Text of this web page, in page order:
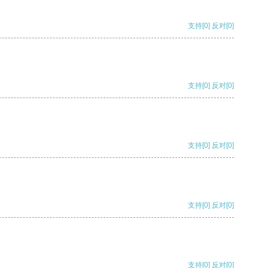
支持[0] 反对[0]
支持[0] 反对[0]
支持[0] 反对[0]
支持[0] 反对[0]
支持[0] 反对[0]